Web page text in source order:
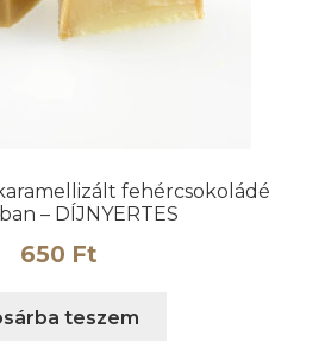
fehércsokoládé
– DÍJNYERTES
650 Ft
teszem